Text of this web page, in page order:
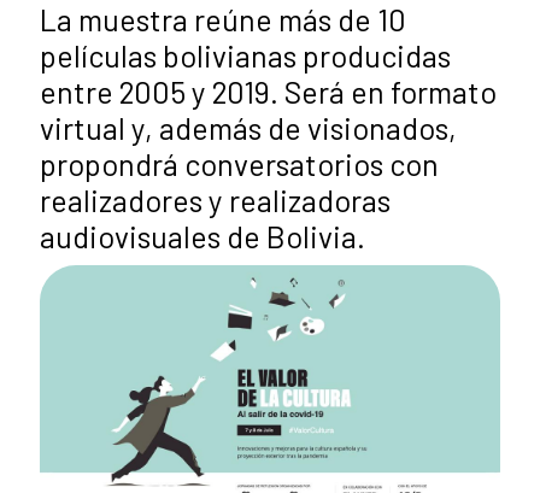
La muestra reúne más de 10
películas bolivianas producidas
entre 2005 y 2019. Será en formato
virtual y, además de visionados,
propondrá conversatorios con
realizadores y realizadoras
audiovisuales de Bolivia.